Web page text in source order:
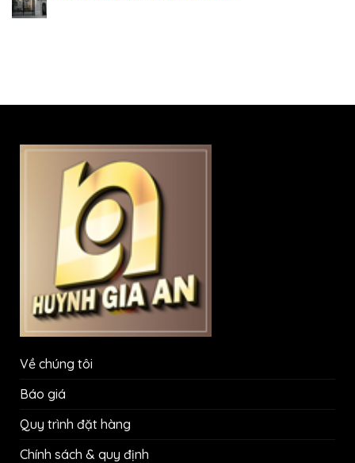
Về chúng tôi
Báo giá
Quy trình đặt hàng
Chính sách & quy định